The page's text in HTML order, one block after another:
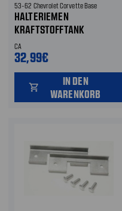
53-62 Chevrolet Corvette Base
HALTERIEMEN
KRAFTSTOFFTANK
CA
32,99€
shopping_cart
IN DEN
WARENKORB